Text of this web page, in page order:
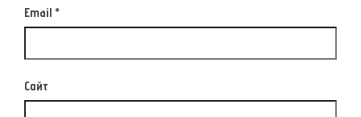
Email *
Сайт